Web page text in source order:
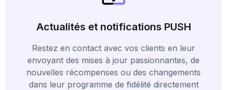
Actualités et notifications PUSH
Restez en contact avec vos clients en leur
envoyant des mises à jour passionnantes, de
nouvelles récompenses ou des changements
dans leur programme de fidélité directement